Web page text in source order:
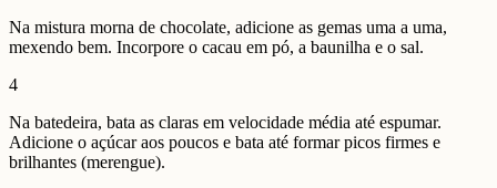
Na mistura morna de chocolate, adicione as gemas uma a uma,
mexendo bem. Incorpore o cacau em pó, a baunilha e o sal.
4
Na batedeira, bata as claras em velocidade média até espumar.
Adicione o açúcar aos poucos e bata até formar picos firmes e
brilhantes (merengue).